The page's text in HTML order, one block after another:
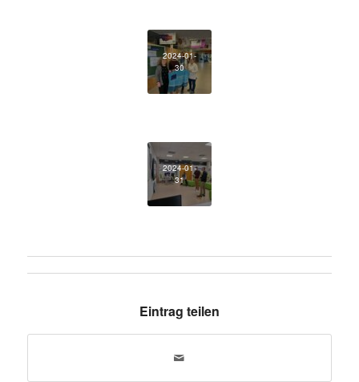
2024-01-
30
2024-01-
31
Eintrag teilen